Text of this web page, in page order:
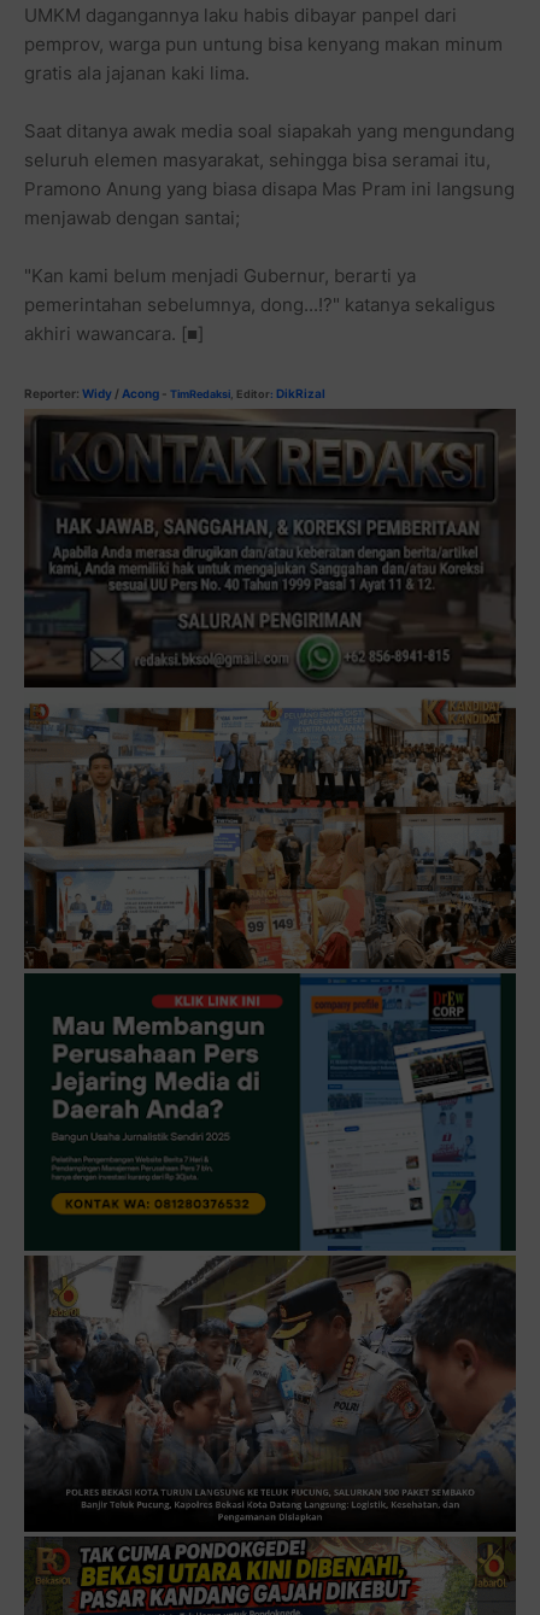
UMKM dagangannya laku habis dibayar panpel dari
pemprov, warga pun untung bisa kenyang makan minum
gratis ala jajanan kaki lima.
Saat ditanya awak media soal siapakah yang mengundang
seluruh elemen masyarakat, sehingga bisa seramai itu,
Pramono Anung yang biasa disapa Mas Pram ini langsung
menjawab dengan santai;
"Kan kami belum menjadi Gubernur, berarti ya
pemerintahan sebelumnya, dong...!?" katanya sekaligus
akhiri wawancara. [■]
Reporter: Widy / Acong - TimRedaksi , Editor: DikRizal